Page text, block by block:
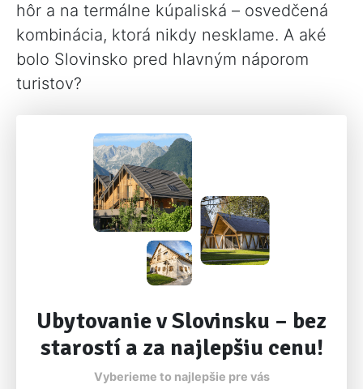
hôr a na termálne kúpaliská – osvedčená
kombinácia, ktorá nikdy nesklame. A aké
bolo Slovinsko pred hlavným náporom
turistov?
Ubytovanie v Slovinsku – bez
starostí a za najlepšiu cenu!
Vyberieme to najlepšie pre vás